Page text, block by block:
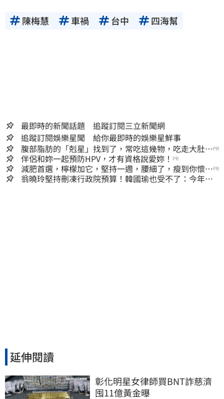
陳梅慧 車禍 台中 四海幫
最即時的新聞話題 追蹤訂閱三立新聞網
追蹤訂閱娛樂星聞 給你最即時的娛樂星鮮事
腹部脂肪的「剋星」找到了，常吃這幾物，吃走大肚
囊，瘦出小蠻腰
PR
伴侶和妳一起預防HPV，才有資格說愛妳！ PR
減肥首選，檸檬加它，堅持一週，腰細了，瘦到你懷疑
人生
PR
翁曉玲堅持刪凍行政院預算！韓國瑜也受不了：今年剩4
延伸閱讀
彰化明星女律師買BNT詐慈濟
囤11億黃金曝